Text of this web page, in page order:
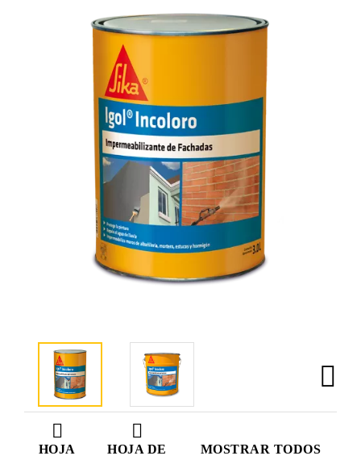
HOJA
HOJA DE
MOSTRAR TODOS